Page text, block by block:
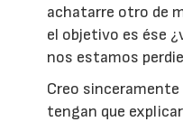
achatarre otro de
el objetivo es ése
nos estamos
Creo
tengan que